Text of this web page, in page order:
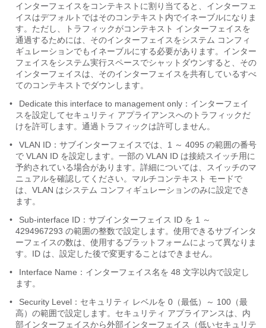
インターフェイスをコンテキストに割り当てると、インターフェ
イスはデフォルトではそのコンテキスト内でイネーブルになりま
す。ただし、トラフィックがコンテキスト インターフェイスを
通過するためには、そのインターフェイスをシステム コンフィ
ギュレーションでもイネーブルにする必要があります。インター
フェイスをシステム実行スペースでシャットダウンすると、その
インターフェイスは、そのインターフェイスを共有しているすべ
てのコンテキストでダウンします。
•
Dedicate this interface to management only： インターフェイ
スを設定してセキュリティ アプライアンスへのトラフィックだ
けを許可します。通過トラフィックは許可しません。
•
VLAN ID：サブインターフェイスでは、1 ～ 4095 の範囲の番号
で VLAN ID を設定します。一部の VLAN ID は接続スイッチ用に
予約されている場合があります。詳細については、スイッチのマ
ニュアルを確認してください。マルチコンテキスト モードで
は、VLAN はシステム コンフィギュレーションのみに設定でき
ます。
•
Sub-interface ID： サブインターフェイス ID を 1 ～
4294967293 の範囲の整数で設定します。使用できるサブインタ
ーフェイスの数は、使用するプラットフォームによって異なりま
す。ID は、設定した後で変更することはできません。
•
Interface Name： インターフェイス名を 48 文字以内で設定し
ます。
•
Security Level：セキュリティ レベルを 0（最低）～ 100（最
高）の範囲で設定します。セキュリティ アプライアンスは、内
部インターフェイスから外部インターフェイス（低いセキュリテ